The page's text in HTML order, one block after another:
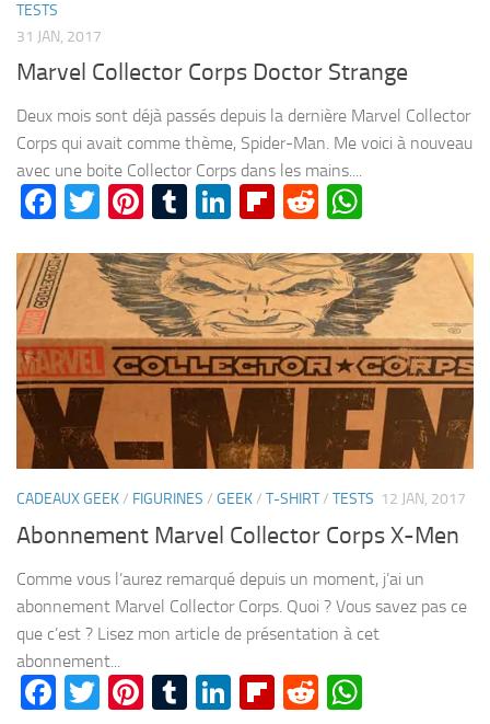
TESTS
31 JAN, 2017
Marvel Collector Corps Doctor Strange
Deux mois sont déjà passés depuis la dernière Marvel Collector
Corps qui avait comme thème, Spider-Man. Me voici à nouveau
avec une boite Collector Corps dans les mains....
Facebook
TwitterPinterest
TumblrLinkedIn
Flipboard
Reddit
CADEAUX GEEK/ FIGURINES / GEEK/ T-SHIRT/ TESTS 12 JAN, 2017
Abonnement Marvel Collector Corps X-Men
Comme vous l’aurez remarqué depuis un moment, j’ai un
abonnement Marvel Collector Corps. Quoi ? Vous savez pas ce
que c’est ? Lisez mon article de présentation à cet
abonnement...
Facebook
Twitter
Pinterest
Tumblr
LinkedIn
Flipboard
Reddit